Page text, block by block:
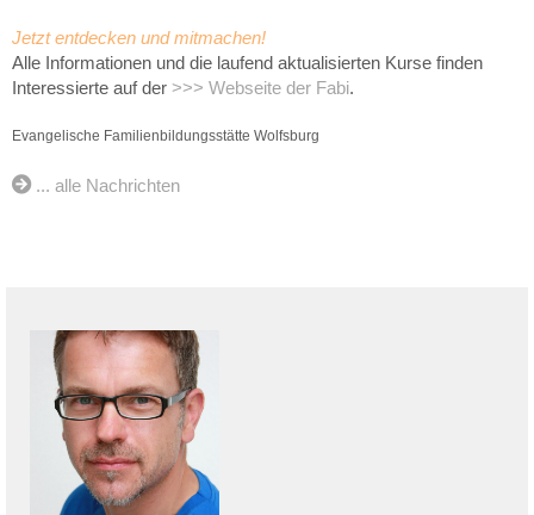
Jetzt entdecken und mitmachen!
Alle Informationen und die laufend aktualisierten Kurse finden
Interessierte auf der >>> Webseite der Fabi.
Evangelische Familienbildungsstätte Wolfsburg
... alle Nachrichten